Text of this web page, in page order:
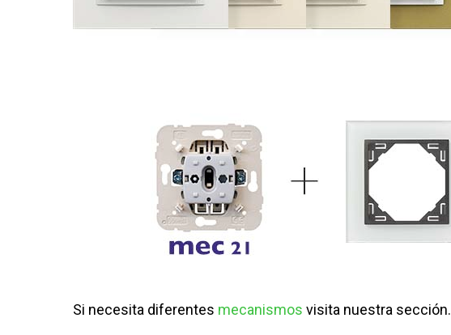
Si necesita diferentes mecanismos visita nuestra sección.